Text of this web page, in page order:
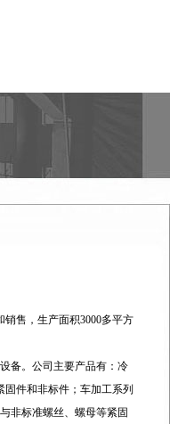
售，生产面积3000多平方
备。公司主要产品有：冷
件和非标件；车加工系列
非标准螺丝、螺母等紧固